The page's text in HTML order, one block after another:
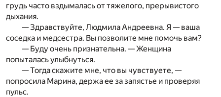
грудь часто вздымалась от тяжелого, прерывистого
дыхания.
— Здравствуйте, Людмила Андреевна. Я — ваша
соседка и медсестра. Вы позволите мне помочь вам?
— Буду очень признательна. — Женщина
попыталась улыбнуться.
— Тогда скажите мне, что вы чувствуете, —
попросила Марина, держа ее за запястье и проверяя
пульс.